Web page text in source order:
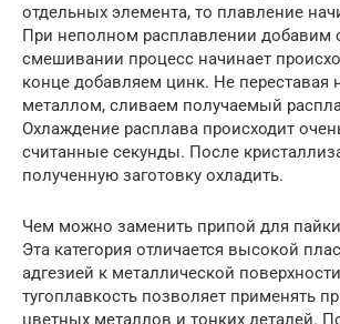
отдельных элемента, то плавление
При неполном расплавлении добавим
смешивании процесс начинает
конце добавляем цинк. Не переставая
металлом, сливаем получаемый
Охлаждение расплава происходит
считанные секунды. После
полученную заготовку охладить.
Чем можно заменить припой для
Эта категория отличается высокой
адгезией к металлической
тугоплавкость позволяет применять
цветных металлов и тонких деталей.